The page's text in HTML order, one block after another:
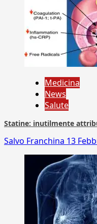
Medicina
News
Salute
Statine: inutilmente
Salvo Franchina 13